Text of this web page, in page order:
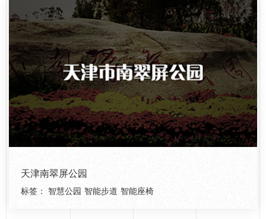
天津南翠屏公园
标签： 智慧公园 智能步道 智能座椅